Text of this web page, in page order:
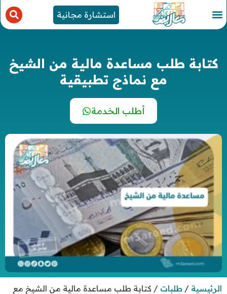
استشارة مجانية
كتابة طلب مساعدة مالية من الشيخ
مع نماذج تطبيقية
أطلب الخدمة
الرئيسية / طلبات / كتابة طلب مساعدة مالية من الشيخ مع